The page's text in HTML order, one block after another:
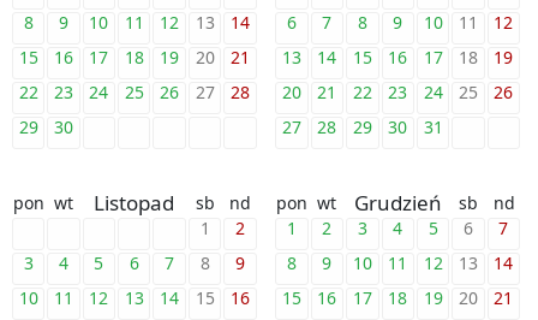
8
9 10 11 12 13
14
15
16 17 18 19 20
21
22
23 24 25 26 27
28
29
30
6
7 8 9 10 11
12
13
14 15 16 17 18
19
20
21 22 23 24 25
26
27
28 29 30 31
pon wt Listopad sb
nd
1
2
3
4 5 6 7 8
9
10
11 12 13 14 15
16
pon wt Grudzień sb
nd
1
2 3 4 5 6
7
8
9 10 11 12 13
14
15
16 17 18 19 20
21